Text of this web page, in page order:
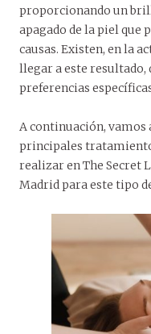
proporcionando un
apagado de la piel que
causas. Existen, en la
llegar a este resultado,
preferencias
A continuación, vamos
principales
realizar en The Secret
Madrid para este tipo